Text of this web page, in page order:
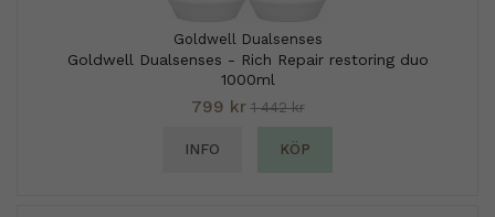
Goldwell Dualsenses
Goldwell Dualsenses - Rich Repair restoring duo
1000ml
799 kr 1 442 kr
INFO KÖP